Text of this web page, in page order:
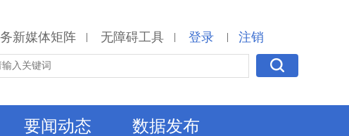
新媒体矩阵 | 无障碍工具 | 登录 | 注销
要闻动态 数据发布